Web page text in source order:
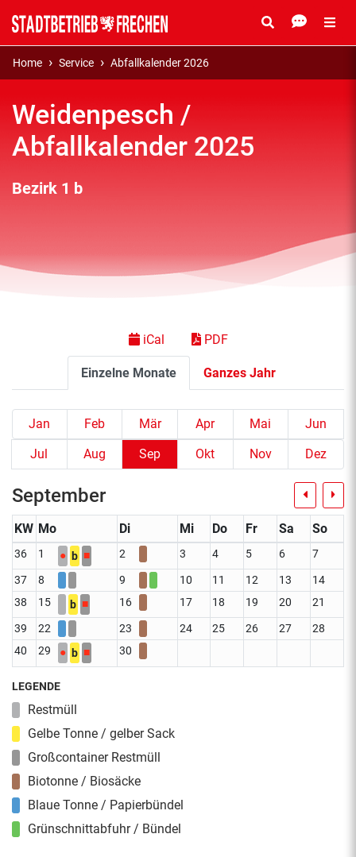
Home Service Abfallkalender 2026
Weidenpesch /
Abfallkalender 2025
Bezirk 1 b
Einzelne Monate Ganzes Jahr
iCal PDF
Jan Feb Mär Apr Mai
Jun
Jul
Aug Sep Okt Nov Dez
September
KW Mo Di Mi Do Fr Sa So
36 1 ● b ■ 2 3 4 5 6 7
37 8 9 10 11 12 13
14
38
15 b ■ 16 17 18 19 20 21
39 22 23 24 25 26 27
28
40
29 ● b ■ 30
LEGENDE
Restmüll
Gelbe Tonne / gelber Sack
Großcontainer Restmüll
Biotonne / Biosäcke
Blaue Tonne / Papierbündel
Grünschnittabfuhr / Bündel